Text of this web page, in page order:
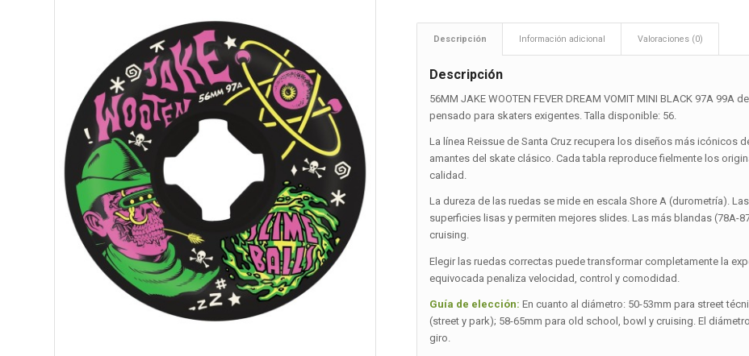
Descripción Información adicional Valoraciones (0)
Descripción
56MM JAKE WOOTEN FEVER DREAM VOMIT MINI BLACK 97A
pensado para skaters exigentes. Talla disponible: 56.
La línea Reissue de Santa Cruz recupera los diseños más icónicos
amantes del skate clásico. Cada tabla reproduce fielmente los
calidad.
La dureza de las ruedas se mide en escala Shore A (durometría).
superficies lisas y permiten mejores slides. Las más blandas (78A-
cruising.
Elegir las ruedas correctas puede transformar completamente la
equivocada penaliza velocidad, control y comodidad.
Guía de elección: En cuanto al diámetro: 50-53mm para street
(street y park); 58-65mm para old school, bowl y cruising. El
giro.